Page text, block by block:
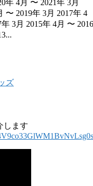
年 4月 〜 2021年 3月
〜 2019年 3月 2017年 4
3月 2015年 4月 〜 2016
ズ
します